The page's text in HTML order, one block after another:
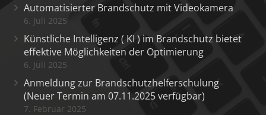
Automatisierter Brandschutz mit Videokamera
6. Juli 2025
Künstliche Intelligenz ( KI ) im Brandschutz bietet
effektive Möglichkeiten der Optimierung
6. Juli 2025
Anmeldung zur Brandschutzhelferschulung
(Neuer Termin am 07.11.2025 verfügbar)
7. Februar 2025